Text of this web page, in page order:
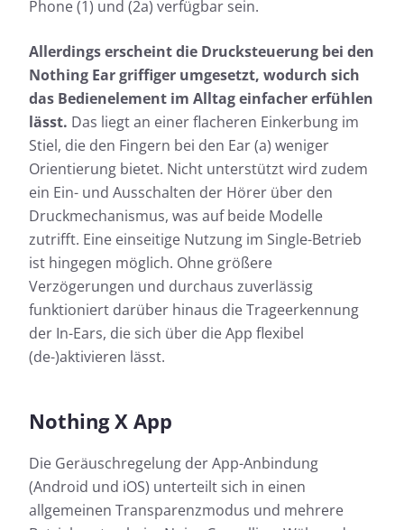
Phone (1) und (2a) verfügbar sein.
Allerdings erscheint die Drucksteuerung bei den
Nothing Ear griffiger umgesetzt, wodurch sich
das Bedienelement im Alltag einfacher erfühlen
lässt. Das liegt an einer flacheren Einkerbung im
Stiel, die den Fingern bei den Ear (a) weniger
Orientierung bietet. Nicht unterstützt wird zudem
ein Ein- und Ausschalten der Hörer über den
Druckmechanismus, was auf beide Modelle
zutrifft. Eine einseitige Nutzung im Single-Betrieb
ist hingegen möglich. Ohne größere
Verzögerungen und durchaus zuverlässig
funktioniert darüber hinaus die Trageerkennung
der In-Ears, die sich über die App flexibel
(de-)aktivieren lässt.
Nothing X App
Die Geräuschregelung der App-Anbindung
(Android und iOS) unterteilt sich in einen
allgemeinen Transparenzmodus und mehrere